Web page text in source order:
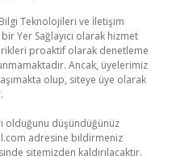
Teknolojileri ve İletişim
Yer Sağlayıcı olarak hizmet
proaktif olarak denetleme
Ancak, üyelerimiz
olup, siteye üye olarak
olduğunu düşündüğünüz
adresine bildirmeniz
sitemizden kaldırılacaktır.